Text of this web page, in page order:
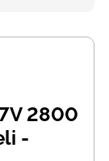
2800
-